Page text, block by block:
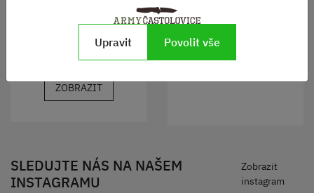
Skladem
90-140 Kč
ZOBRAZIT
680 Kč
SLEDUJTE NÁS NA NAŠEM
INSTAGRAMU
Zobrazit
instagram
Upravit Povolit vše